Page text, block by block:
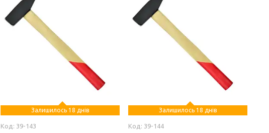
Залишилось 18 днів
39-143
Залишилось 18 днів
39-144